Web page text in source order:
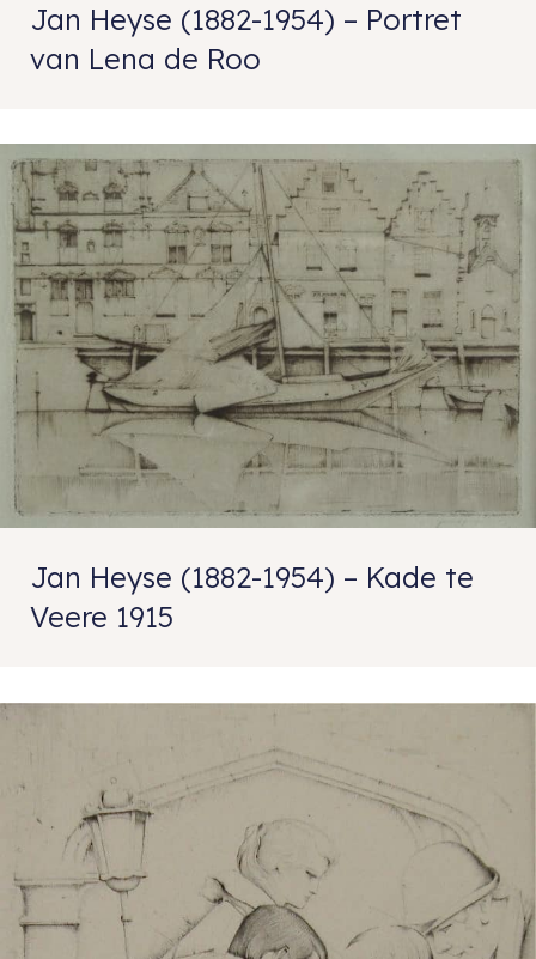
Jan Heyse (1882-1954) – Portret
van Lena de Roo
Jan Heyse (1882-1954) – Kade te
Veere 1915